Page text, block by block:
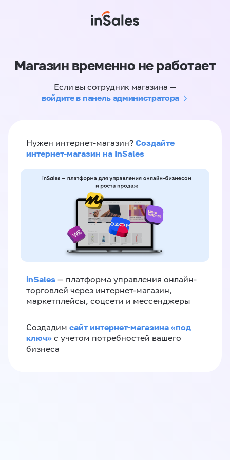
Магазин временно не работает
Если вы сотрудник магазина —
войдите в панель администратора
Нужен интернет-магазин? Создайте
интернет-магазин на InSales
inSales — платформа управления онлайн-
торговлей через интернет-магазин,
маркетплейсы, соцсети и мессенджеры
Создадим сайт интернет-магазина «под
ключ» с учетом потребностей вашего
бизнеса